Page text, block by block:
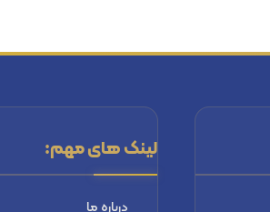
لینک های مهم:
درباره ما